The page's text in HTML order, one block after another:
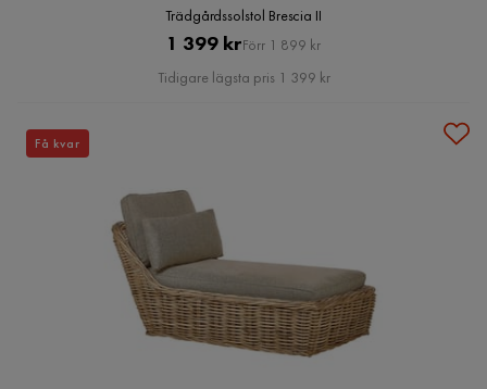
Trädgårdssolstol Brescia II
Pris
1 399 krOriginal
Pris
Förr 1 899 kr
Tidigare lägsta pris 1 399 kr
Få kvar